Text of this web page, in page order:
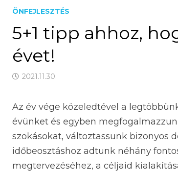
ÖNFEJLESZTÉS
5+1 tipp ahhoz,
évet!
2021.11.30.
Az év vége közeledtével a
évünket és egyben
szokásokat, változtassunk bizonyos
időbeosztáshoz adtunk néhány
megtervezéséhez, a céljaid